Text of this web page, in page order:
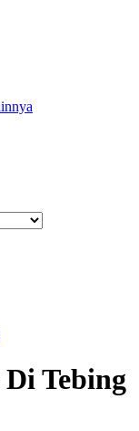
Tebing